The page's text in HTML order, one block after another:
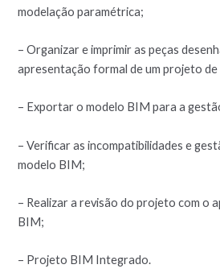
modelação paramétrica;
– Organizar e imprimir as peças
apresentação formal de um projeto
– Exportar o modelo BIM para a
– Verificar as incompatibilidades e
modelo BIM;
– Realizar a revisão do projeto com o
BIM;
– Projeto BIM Integrado.